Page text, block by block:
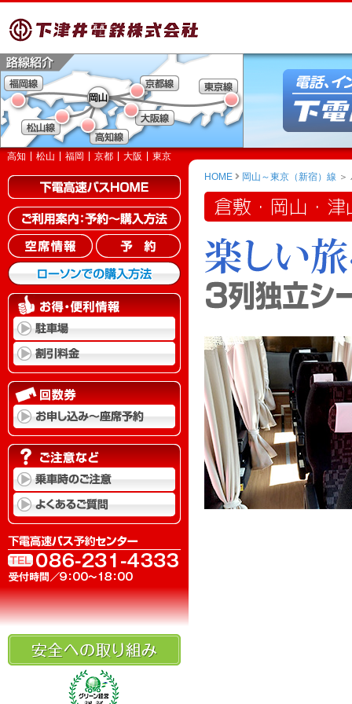
高知 松山 福岡 京都 大阪
東京
HOME
岡山～東京（新宿）線 ＞
倉敷・岡山・